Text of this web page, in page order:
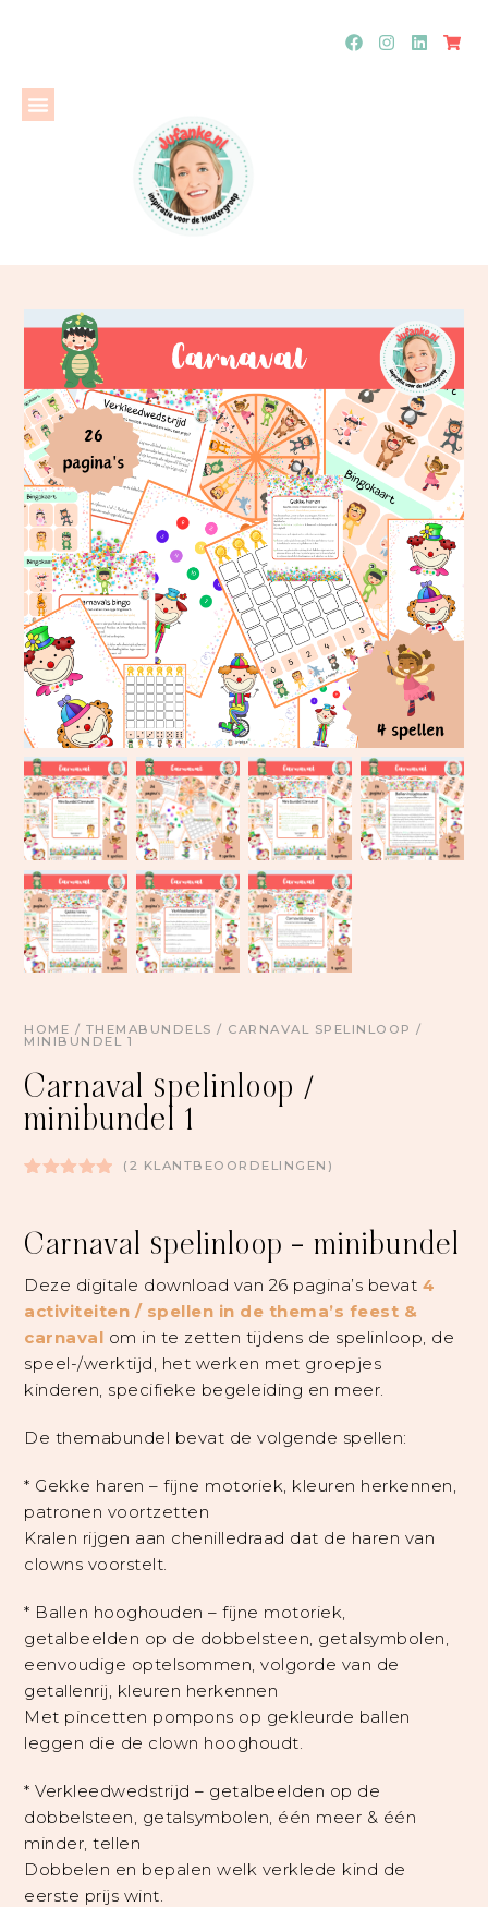
HOME / THEMABUNDELS / CARNAVAL SPELINLOOP /
MINIBUNDEL 1
Carnaval spelinloop /
minibundel 1
opklant
waarderingen
( 2 KLANTBEOORDELINGEN)
Carnaval spelinloop – minibundel
Deze digitale download van 26 pagina’s bevat 4
activiteiten / spellen in de thema’s feest &
carnaval om in te zetten tijdens de spelinloop, de
speel-/werktijd, het werken met groepjes
kinderen, specifieke begeleiding en meer.
De themabundel bevat de volgende spellen:
* Gekke haren – fijne motoriek, kleuren herkennen,
patronen voortzetten
Kralen rijgen aan chenilledraad dat de haren van
clowns voorstelt.
* Ballen hooghouden – fijne motoriek,
getalbeelden op de dobbelsteen, getalsymbolen,
eenvoudige optelsommen, volgorde van de
getallenrij, kleuren herkennen
Met pincetten pompons op gekleurde ballen
leggen die de clown hooghoudt.
* Verkleedwedstrijd – getalbeelden op de
dobbelsteen, getalsymbolen, één meer & één
minder, tellen
Dobbelen en bepalen welk verklede kind de
eerste prijs wint.